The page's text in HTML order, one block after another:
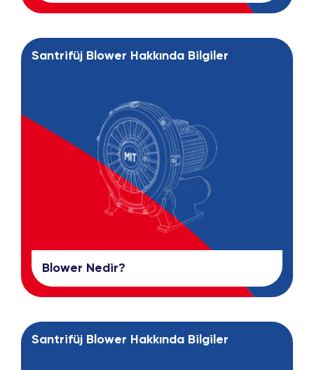
Santrifüj Blower Hakkında Bilgiler
Blower Nedir?
Santrifüj Blower Hakkında Bilgiler